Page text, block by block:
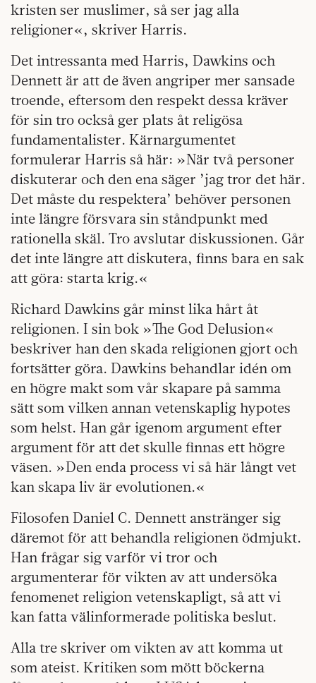
kristen ser muslimer, så ser jag alla
religioner«, skriver Harris.
Det intressanta med Harris, Dawkins och
Dennett är att de även angriper mer sansade
troende, eftersom den respekt dessa kräver
för sin tro också ger plats åt religösa
fundamentalister. Kärnargumentet
formulerar Harris så här: »När två personer
diskuterar och den ena säger ’jag tror det här.
Det måste du respektera’ behöver personen
inte längre försvara sin ståndpunkt med
rationella skäl. Tro avslutar diskussionen. Går
det inte längre att diskutera, finns bara en sak
att göra: starta krig.«
Richard Dawkins går minst lika hårt åt
religionen. I sin bok »The God Delusion«
beskriver han den skada religionen gjort och
fortsätter göra. Dawkins behandlar idén om
en högre makt som vår skapare på samma
sätt som vilken annan vetenskaplig hypotes
som helst. Han går igenom argument efter
argument för att det skulle finnas ett högre
väsen. »Den enda process vi så här långt vet
kan skapa liv är evolutionen.«
Filosofen Daniel C. Dennett anstränger sig
däremot för att behandla religionen ödmjukt.
Han frågar sig varför vi tror och
argumenterar för vikten av att undersöka
fenomenet religion vetenskapligt, så att vi
kan fatta välinformerade politiska beslut.
Alla tre skriver om vikten av att komma ut
som ateist. Kritiken som mött böckerna